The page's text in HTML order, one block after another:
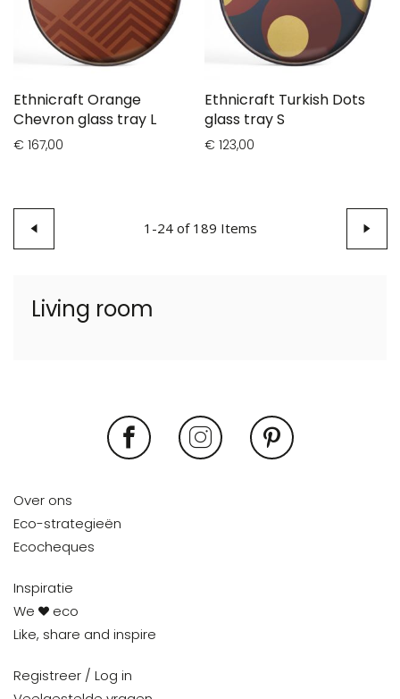
Ethnicraft Orange
Chevron glass tray L
€ 167,00
Ethnicraft Turkish Dots
glass tray S
€ 123,00
Pagina
1 -24of 189 Items
Living room
Over ons
Eco-strategieën
Ecocheques
Inspiratie
We
eco
Like, share and inspire
Registreer / Log in